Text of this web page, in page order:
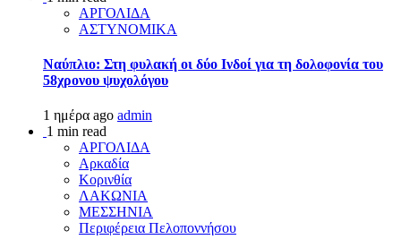
ΑΡΓΟΛΙΔΑ
ΑΣΤΥΝΟΜΙΚΑ
Ναύπλιο: Στη φυλακή οι δύο Ινδοί για τη δολοφονία του
58χρονου ψυχολόγου
1 ημέρα ago admin
1 min read
ΑΡΓΟΛΙΔΑ
Αρκαδία
Κορινθία
ΛΑΚΩΝΙΑ
ΜΕΣΣΗΝΙΑ
Περιφέρεια Πελοποννήσου